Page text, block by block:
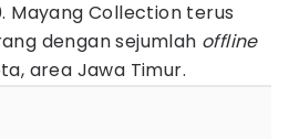
Mayang Collection terus
dengan sejumlah offline
area Jawa Timur.